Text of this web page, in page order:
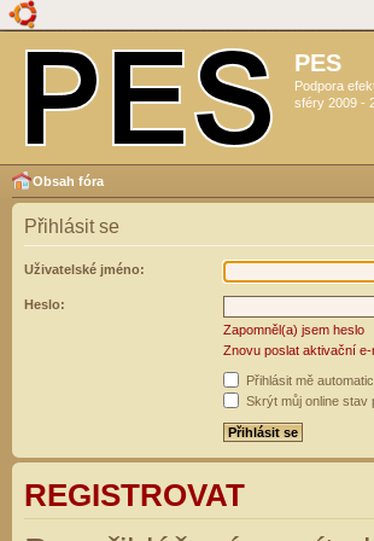
PES
Podpora
sféry 2009 -
Obsah fóra
Přihlásit se
Uživatelské jméno:
Heslo:
Zapomněl(a) jsem heslo
Znovu poslat aktivační e-
Přihlásit mě
Skrýt můj online stav
REGISTROVAT